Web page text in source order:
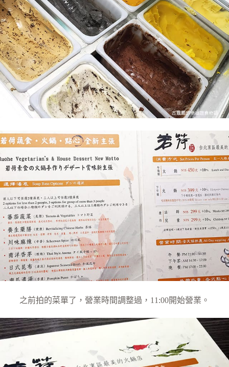
之前拍的菜單了，營業時間調整過，11:00開始營業。